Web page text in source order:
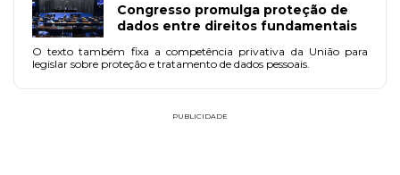
Congresso promulga proteção de
dados entre direitos fundamentais
O texto também fixa a competência privativa da União para
legislar sobre proteção e tratamento de dados pessoais.
PUBLICIDADE